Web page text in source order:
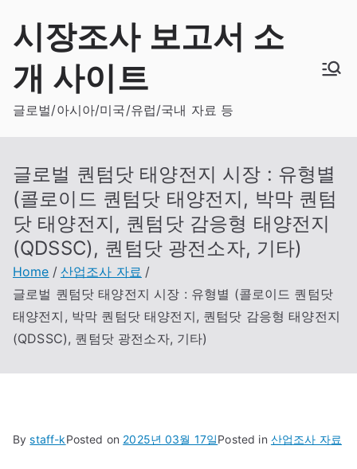
content
시장조사 보고서 소
개 사이트
글로벌/아시아/미국/유럽/국내 자료 등
글로벌 퀀텀닷 태양전지 시장 : 유형별
(콜로이드 퀀텀닷 태양전지, 박막 퀀텀
닷 태양전지, 퀀텀닷 감응형 태양전지
(QDSSC), 퀀텀닷 광전소자, 기타)
Home
산업조사 자료
글로벌 퀀텀닷 태양전지 시장 : 유형별 (콜로이드 퀀텀닷
태양전지, 박막 퀀텀닷 태양전지, 퀀텀닷 감응형 태양전지
(QDSSC), 퀀텀닷 광전소자, 기타)
Bystaff-kPosted on 2025년 03월 17일Posted in 산업조사 자료